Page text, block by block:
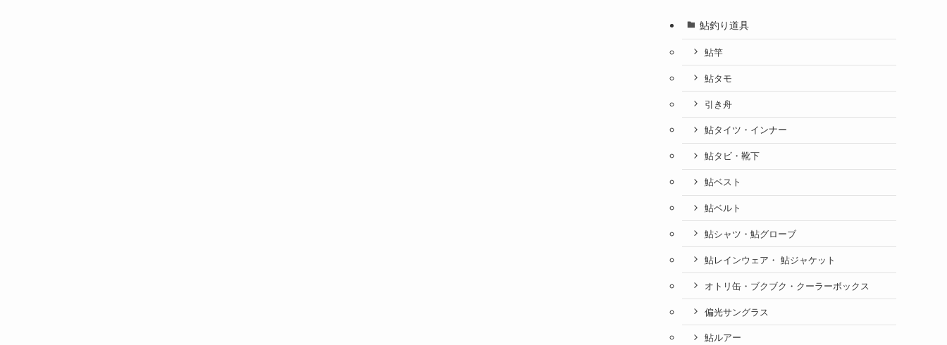
鮎釣り道具
鮎竿
鮎タモ
引き舟
鮎タイツ・インナー
鮎タビ・靴下
鮎ベスト
鮎ベルト
鮎シャツ・鮎グローブ
鮎レインウェア・ 鮎ジャケット
オトリ缶・ブクブク・クーラーボックス
偏光サングラス
鮎ルアー